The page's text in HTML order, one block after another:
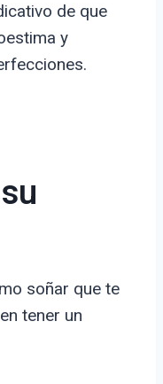
de que
y
soñar que te
tener un